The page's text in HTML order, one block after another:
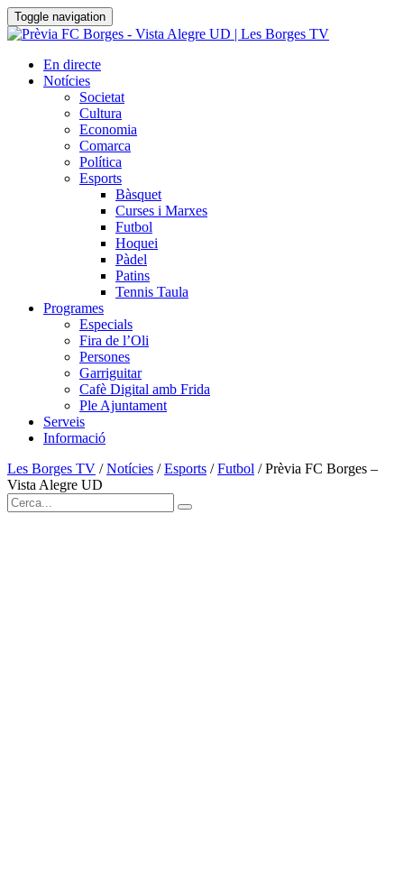
Toggle navigation
En directe
Notícies
Societat
Cultura
Economia
Comarca
Política
Esports
Bàsquet
Curses i Marxes
Futbol
Hoquei
Pàdel
Patins
Tennis Taula
Programes
Especials
Fira de l’Oli
Persones
Garriguitar
Cafè Digital amb Frida
Ple Ajuntament
Serveis
Informació
Les Borges TV /Notícies /Esports /Futbol /Prèvia FC Borges –
Vista Alegre UD